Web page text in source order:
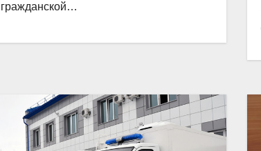
гражданской…